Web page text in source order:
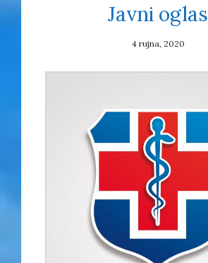
Javni oglas
4 rujna, 2020